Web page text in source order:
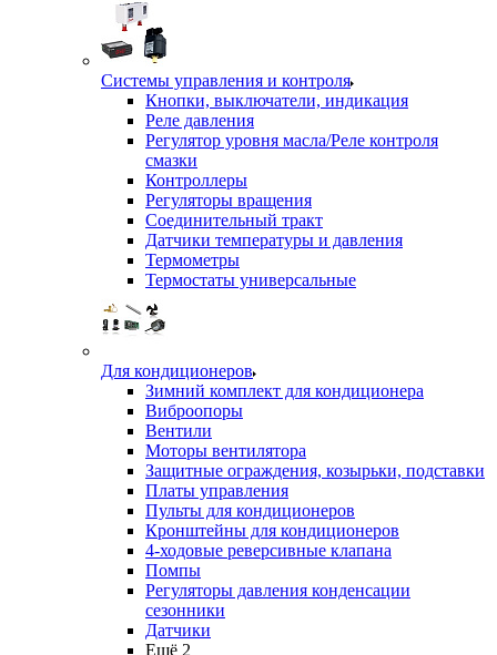
Системы управления и контроля
Кнопки, выключатели, индикация
Реле давления
Регулятор уровня масла/Реле контроля
смазки
Контроллеры
Регуляторы вращения
Соединительный тракт
Датчики температуры и давления
Термометры
Термостаты универсальные
Для кондиционеров
Зимний комплект для кондиционера
Виброопоры
Вентили
Моторы вентилятора
Защитные ограждения, козырьки, подставки
Платы управления
Пульты для кондиционеров
Кронштейны для кондиционеров
4-ходовые реверсивные клапана
Помпы
Регуляторы давления конденсации
сезонники
Датчики
Ещё 2